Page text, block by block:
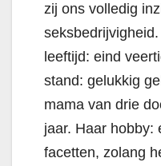
zij ons volledig
leeftijd: eind
stand: gelukkig
mama van drie
jaar. Haar hobby:
facetten, zolang